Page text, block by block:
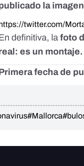
la
twitter.com/
definitiva, lafoto
es un montaje.
fecha de
#Mallorca